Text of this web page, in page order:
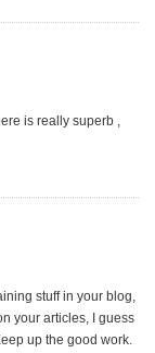
is really superb ,
stuff in your blog,
your articles, I guess
up the good work.